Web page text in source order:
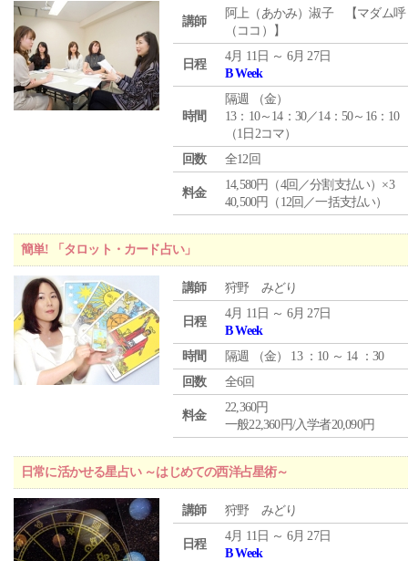
講師
阿上（あかみ）淑子 【マダム呼
（ココ）】
日程
4月 11日 ～ 6月 27日
B Week
時間
隔週 （金）
13：10～14：30／14：50～16：10
（1日2コマ）
回数
全12回
料金
14,580円（4回／分割支払い）×3
40,500円（12回／一括支払い）
簡単! 「タロット・カード占い」
講師 狩野 みどり
日程
4月 11日 ～ 6月 27日
B Week
時間
隔週 （金） 13 ：10 ～ 14 ：30
回数
全6回
料金
22,360円
一般22,360円/入学者20,090円
日常に活かせる星占い ～はじめての西洋占星術～
講師 狩野 みどり
日程
4月 11日 ～ 6月 27日
B Week